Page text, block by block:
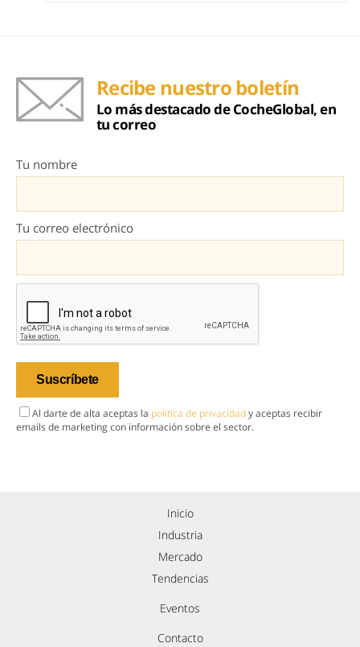
Recibe nuestro boletín
Lo más destacado de CocheGlobal, en
tu correo
Tu nombre
Tu correo electrónico
Al darte de alta aceptas la política de privacidady aceptas recibir
emails de marketing con información sobre el sector.
Inicio
Industria
Mercado
Tendencias
Eventos
Contacto